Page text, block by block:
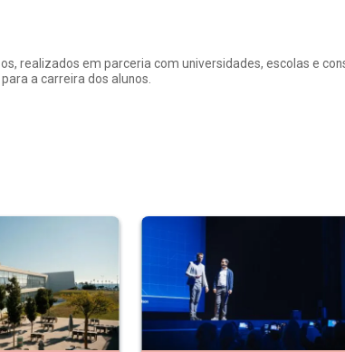
realizados em parceria com universidades, escolas e
a carreira dos alunos.